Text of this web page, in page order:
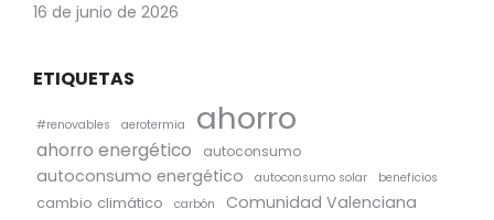
16 de junio de 2026
ETIQUETAS
#renovables aerotermia ahorro
ahorro energético autoconsumo
autoconsumo energético autoconsumo solar beneficios
cambio climático carbón Comunidad Valenciana